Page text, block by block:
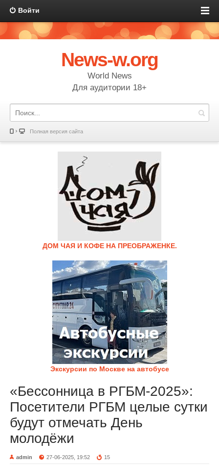
Войти
News-w.org
World News
Для аудитории 18+
Полная версия сайта
ДОМ ЧАЯ И КОФЕ НА ПРЕОБРАЖЕНКЕ.
Экскурсии по Москве на автобусе
«Бессонница в РГБМ-2025»:
Посетители РГБМ целые сутки
будут отмечать День
молодёжи
admin 27-06-2025, 19:52 15